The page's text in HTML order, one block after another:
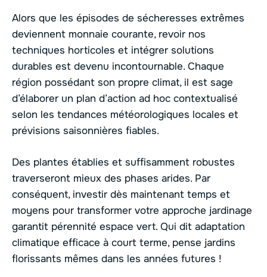
Alors que les épisodes de sécheresses extrêmes
deviennent monnaie courante, revoir nos
techniques horticoles et intégrer solutions
durables est devenu incontournable. Chaque
région possédant son propre climat, il est sage
d’élaborer un plan d’action ad hoc contextualisé
selon les tendances météorologiques locales et
prévisions saisonnières fiables.
Des plantes établies et suffisamment robustes
traverseront mieux des phases arides. Par
conséquent, investir dès maintenant temps et
moyens pour transformer votre approche jardinage
garantit pérennité espace vert. Qui dit adaptation
climatique efficace à court terme, pense jardins
florissants mêmes dans les années futures !